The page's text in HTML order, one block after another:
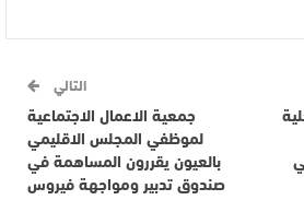
التالي
جمعية الاعمال الاجتماعية
لموظفي المجلس الاقليمي
بالعيون يقررون المساهمة في
صندوق تدبير ومواجهة فيروس